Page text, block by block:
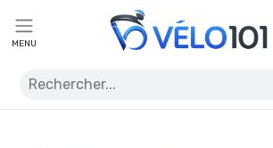
MENU